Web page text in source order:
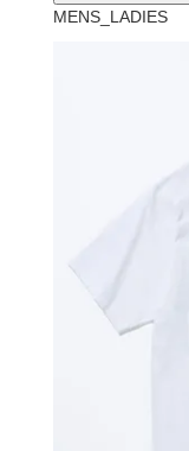
MENS_LADIES